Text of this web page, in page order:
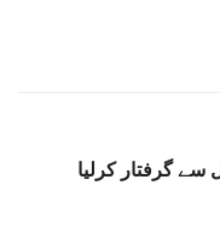
سے گرفتار کرلیا